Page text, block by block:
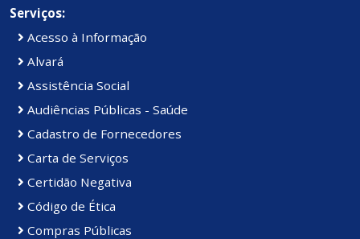
Serviços:
Acesso à Informação
Alvará
Assistência Social
Audiências Públicas - Saúde
Cadastro de Fornecedores
Carta de Serviços
Certidão Negativa
Código de Ética
Compras Públicas